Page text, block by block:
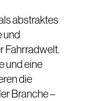
abstraktes
und
Fahrradwelt.
und eine
die
Branche –